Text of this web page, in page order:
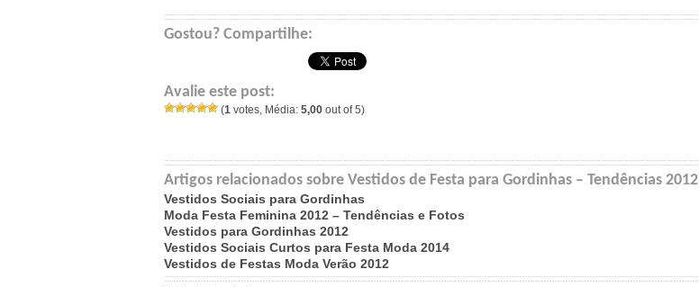
Gostou? Compartilhe:
Avalie este post:
(1 votes, Média: 5,00 out of 5)
Artigos relacionados sobre Vestidos de Festa para Gordinhas – Tendências 2012
Vestidos Sociais para Gordinhas
Moda Festa Feminina 2012 – Tendências e Fotos
Vestidos para Gordinhas 2012
Vestidos Sociais Curtos para Festa Moda 2014
Vestidos de Festas Moda Verão 2012